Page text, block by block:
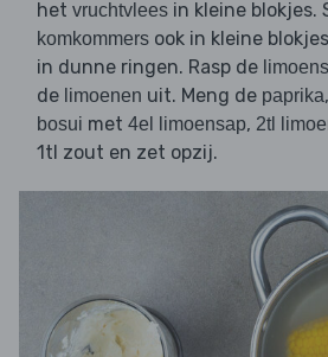
het vruchtvlees in kleine blokjes.
komkommers ook in kleine
in dunne ringen. Rasp de
de limoenen uit. Meng de paprika,
bosui met 4el limoensap, 2tl
1tl zout en zet opzij.